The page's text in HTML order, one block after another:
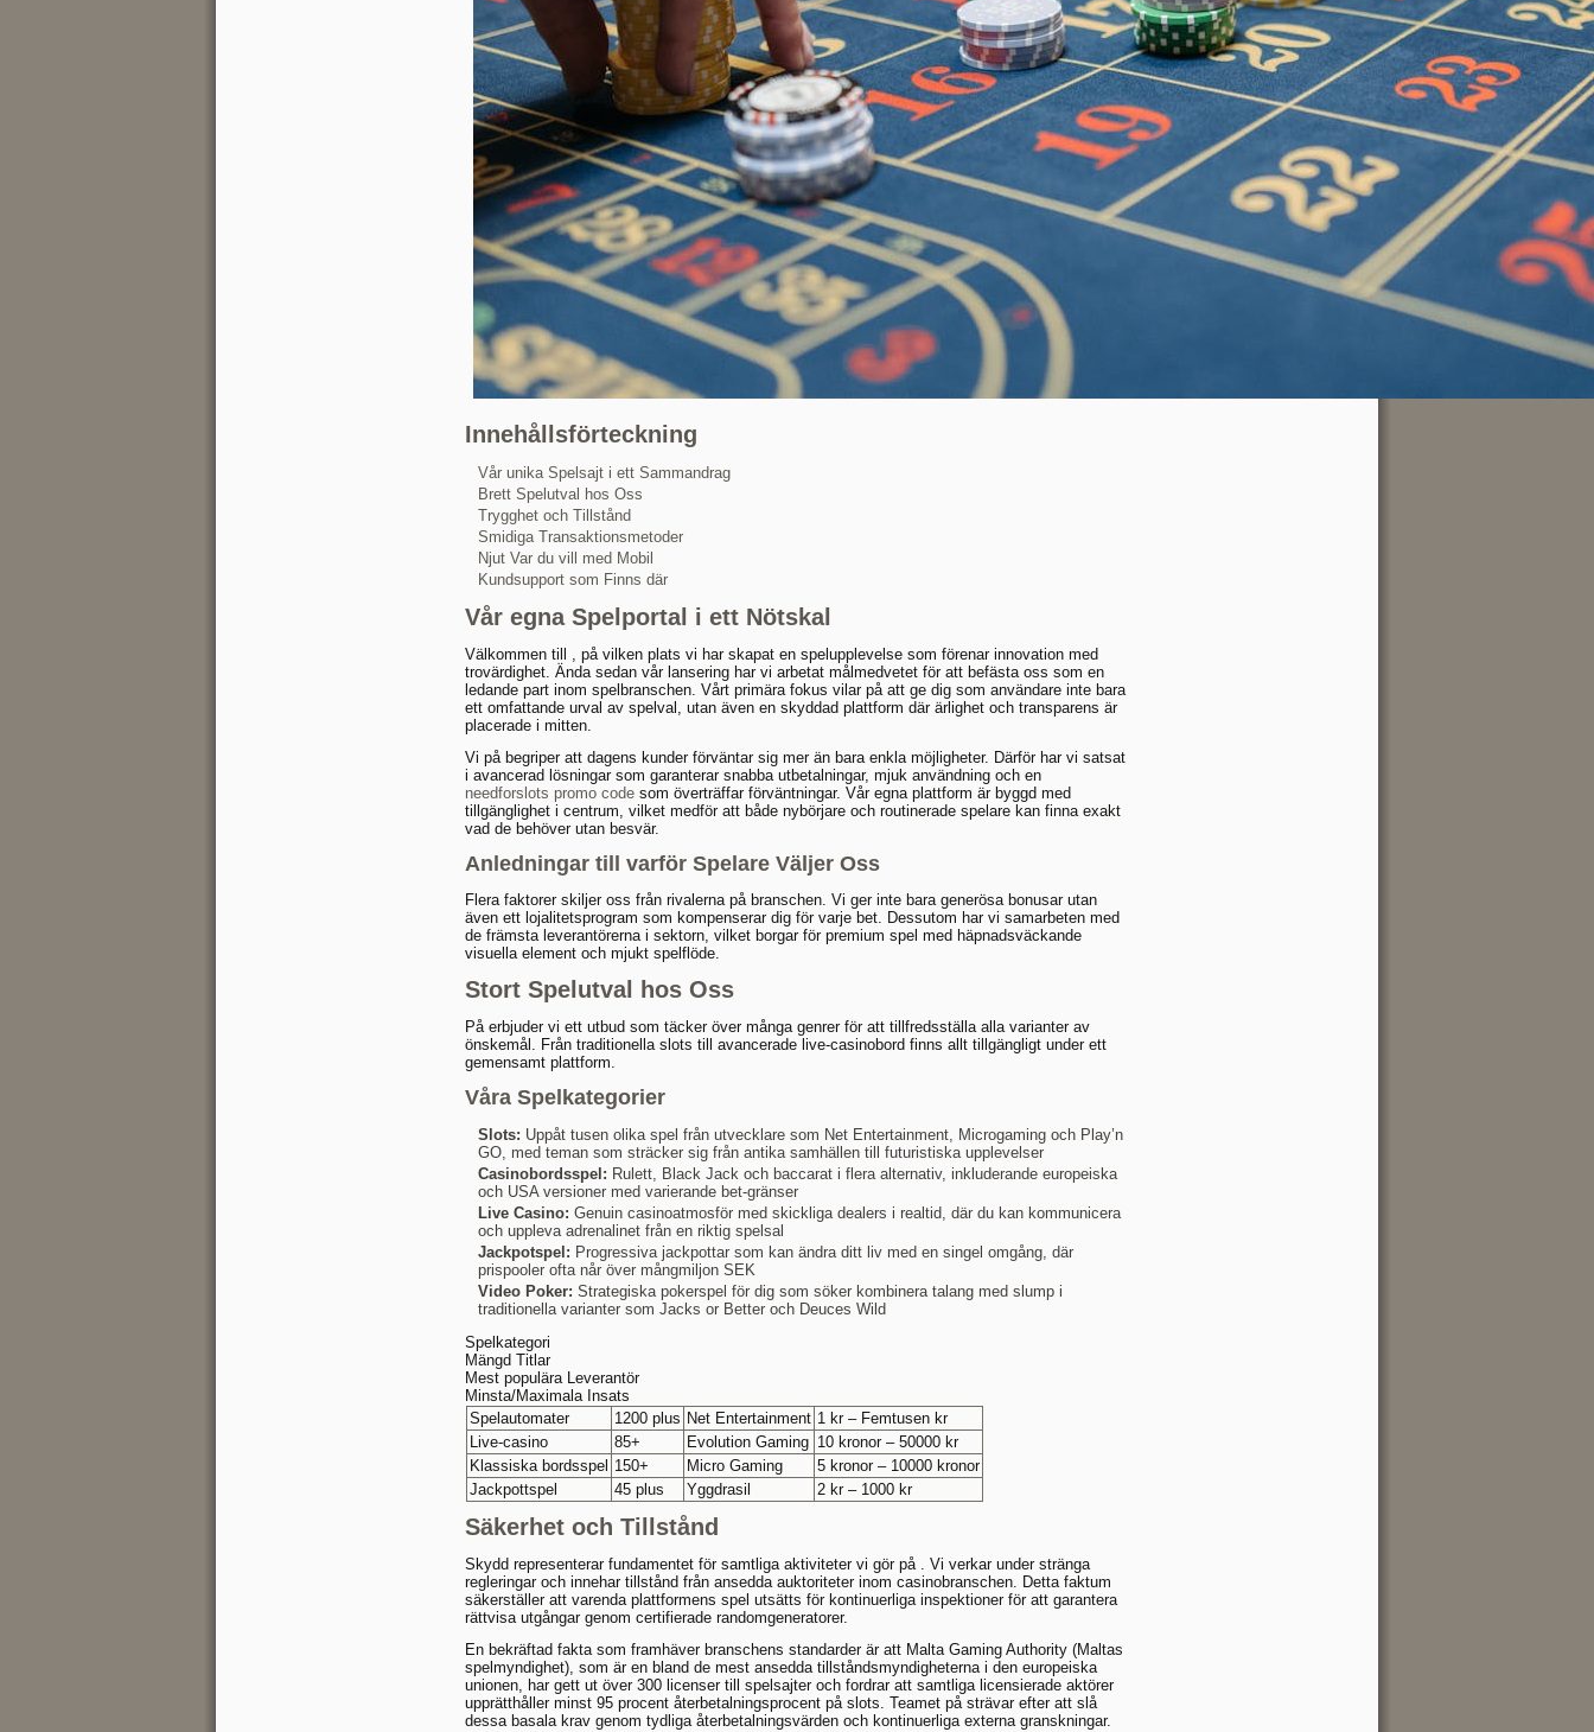
Innehållsförteckning
Vår unika Spelsajt i ett Sammandrag
Brett Spelutval hos Oss
Trygghet och Tillstånd
Smidiga Transaktionsmetoder
Njut Var du vill med Mobil
Kundsupport som Finns där
Vår egna Spelportal i ett Nötskal
Välkommen till , på vilken plats vi har skapat en spelupplevelse som förenar innovation med
trovärdighet. Ända sedan vår lansering har vi arbetat målmedvetet för att befästa oss som en
ledande part inom spelbranschen. Vårt primära fokus vilar på att ge dig som användare inte bara
ett omfattande urval av spelval, utan även en skyddad plattform där ärlighet och transparens är
placerade i mitten.
Vi på begriper att dagens kunder förväntar sig mer än bara enkla möjligheter. Därför har vi satsat
i avancerad lösningar som garanterar snabba utbetalningar, mjuk användning och en
needforslots promo code som överträffar förväntningar. Vår egna plattform är byggd med
tillgänglighet i centrum, vilket medför att både nybörjare och routinerade spelare kan finna exakt
vad de behöver utan besvär.
Anledningar till varför Spelare Väljer Oss
Flera faktorer skiljer oss från rivalerna på branschen. Vi ger inte bara generösa bonusar utan
även ett lojalitetsprogram som kompenserar dig för varje bet. Dessutom har vi samarbeten med
de främsta leverantörerna i sektorn, vilket borgar för premium spel med häpnadsväckande
visuella element och mjukt spelflöde.
Stort Spelutval hos Oss
På erbjuder vi ett utbud som täcker över många genrer för att tillfredsställa alla varianter av
önskemål. Från traditionella slots till avancerade live-casinobord finns allt tillgängligt under ett
gemensamt plattform.
Våra Spelkategorier
Slots: Uppåt tusen olika spel från utvecklare som Net Entertainment, Microgaming och Play’n
GO, med teman som sträcker sig från antika samhällen till futuristiska upplevelser
Casinobordsspel: Rulett, Black Jack och baccarat i flera alternativ, inkluderande europeiska
och USA versioner med varierande bet-gränser
Live Casino: Genuin casinoatmosför med skickliga dealers i realtid, där du kan kommunicera
och uppleva adrenalinet från en riktig spelsal
Jackpotspel: Progressiva jackpottar som kan ändra ditt liv med en singel omgång, där
prispooler ofta når över mångmiljon SEK
Video Poker: Strategiska pokerspel för dig som söker kombinera talang med slump i
traditionella varianter som Jacks or Better och Deuces Wild
Spelkategori
Mängd Titlar
Mest populära Leverantör
Minsta/Maximala Insats
Spelautomater
1200 plus Net Entertainment 1 kr – Femtusen kr
Live-casino
85+ Evolution Gaming 10 kronor – 50000 kr
Klassiska bordsspel 150+ Micro Gaming
5 kronor – 10000 kronor
Jackpottspel
45 plus Yggdrasil 2 kr – 1000 kr
Säkerhet och Tillstånd
Skydd representerar fundamentet för samtliga aktiviteter vi gör på . Vi verkar under stränga
regleringar och innehar tillstånd från ansedda auktoriteter inom casinobranschen. Detta faktum
säkerställer att varenda plattformens spel utsätts för kontinuerliga inspektioner för att garantera
rättvisa utgångar genom certifierade randomgeneratorer.
En bekräftad fakta som framhäver branschens standarder är att Malta Gaming Authority (Maltas
spelmyndighet), som är en bland de mest ansedda tillståndsmyndigheterna i den europeiska
unionen, har gett ut över 300 licenser till spelsajter och fordrar att samtliga licensierade aktörer
upprätthåller minst 95 procent återbetalningsprocent på slots. Teamet på strävar efter att slå
dessa basala krav genom tydliga återbetalningsvärden och kontinuerliga externa granskningar.